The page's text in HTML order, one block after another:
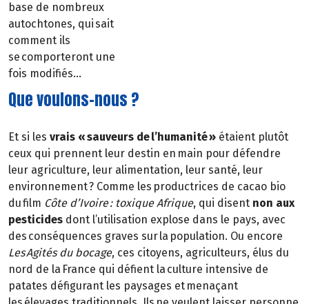
base de nombreux
autochtones, qui sait
comment ils
se comporteront une
fois modifiés…
Que voulons-nous ?
Et si les vrais « sauveurs de l’humanité » étaient plutôt
ceux qui prennent leur destin en main pour défendre
leur agriculture, leur alimentation, leur santé, leur
environnement ? Comme les productrices de cacao bio
du film Côte d’Ivoire : toxique Afrique, qui disent non aux
pesticides dont l’utilisation explose dans le pays, avec
des conséquences graves sur la population. Ou encore
Les Agités du bocage, ces citoyens, agriculteurs, élus du
nord de la France qui défient la culture intensive de
patates défigurant les paysages et menaçant